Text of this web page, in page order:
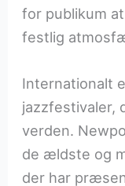
for publikum
festlig
Internationalt
jazzfestivaler,
verden.
de ældste og
der har